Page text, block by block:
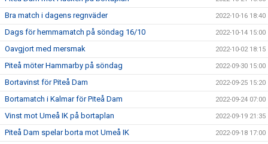
Bra match i dagens regnväder 2022-10-16 18:40
Dags för hemmamatch på söndag 16/10 2022-10-14 15:00
Oavgjort med mersmak 2022-10-02 18:15
Piteå möter Hammarby på söndag 2022-09-30 15:00
Bortavinst för Piteå Dam 2022-09-25 15:20
Bortamatch i Kalmar för Piteå Dam 2022-09-24 07:00
Vinst mot Umeå IK på bortaplan 2022-09-19 21:35
Piteå Dam spelar borta mot Umeå IK 2022-09-18 17:00